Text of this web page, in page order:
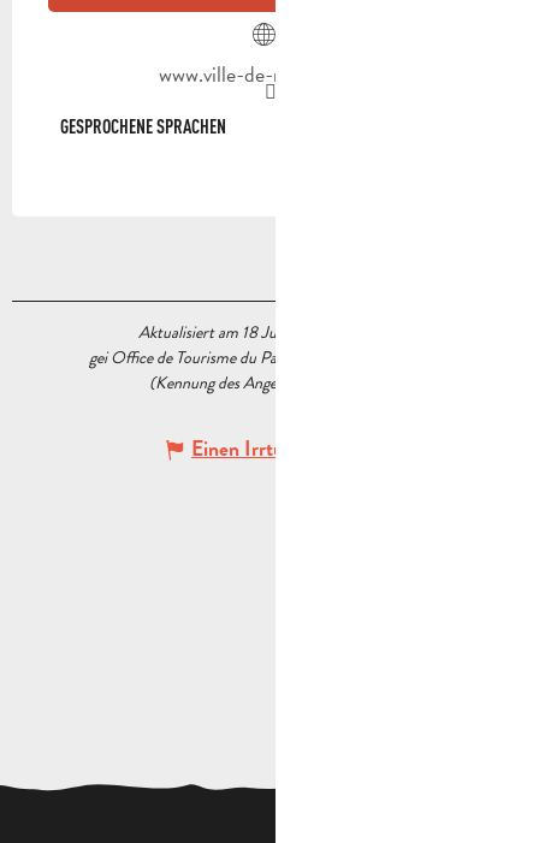
www.ville-de-roquevaire.fr
GESPROCHENE SPRACHEN
GESPROCHENE SPRACHEN
Aktualisiert am 18 Juni 2026 Um 17:30
gei Office de Tourisme du Pays d’Aubagne et de l’Étoile
(Kennung des Angebots :
Einen Irrtum angeben